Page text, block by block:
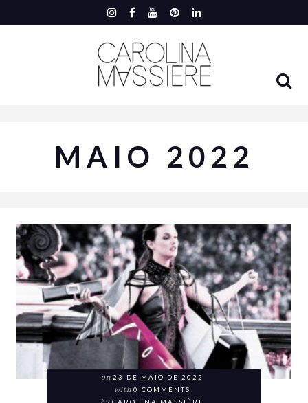
MAIO 2022
on 23 DE MAIO DE 2022
with 0 COMMENTS